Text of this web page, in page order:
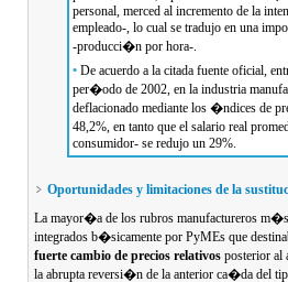
personal, merced al incremento de la
empleado-, lo cual se tradujo en una
-producci�n por hora-.
• De acuerdo a la citada fuente oficial,
per�odo de 2002, en la industria
deflacionado mediante los �ndices de
48,2%, en tanto que el salario real
consumidor- se redujo un 29%.
Oportunidades y limitaciones de la
La mayor�a de los rubros manufactureros
integrados b�sicamente por PyMEs que
fuerte cambio de precios relativos posterior al
la abrupta reversi�n de la anterior ca�da del